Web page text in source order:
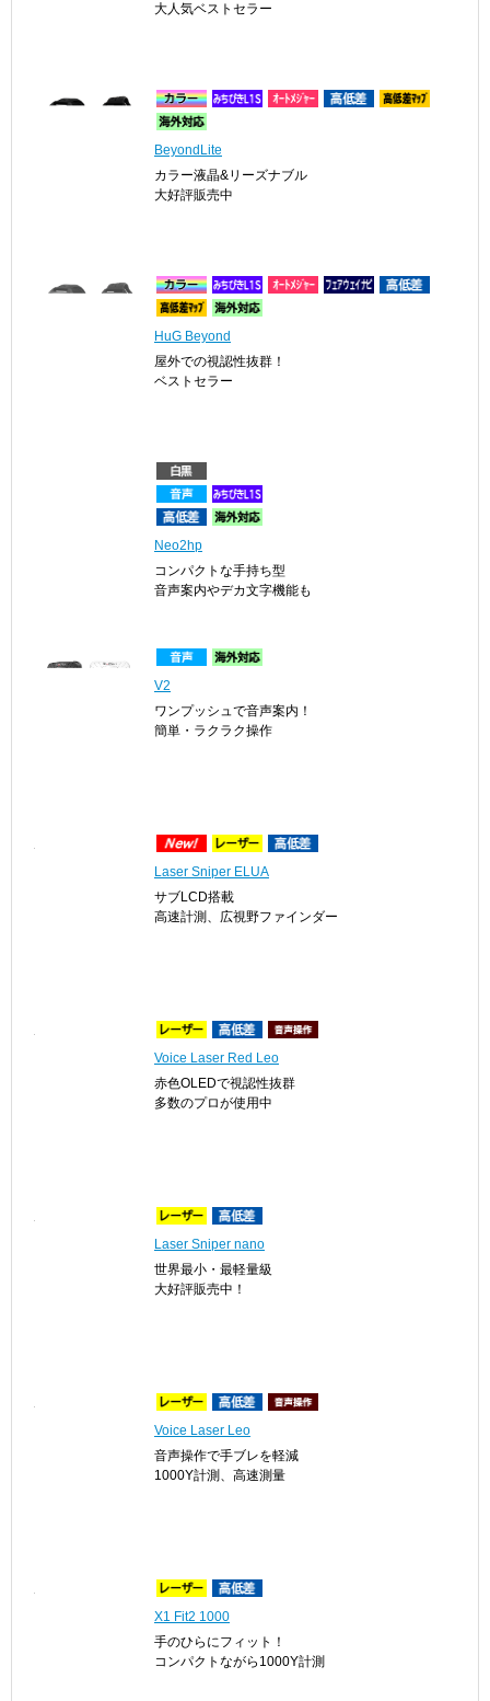
大人気ベストセラー
BeyondLite
カラー液晶&リーズナブル
大好評販売中
HuG Beyond
屋外での視認性抜群！
ベストセラー
Neo2hp
コンパクトな手持ち型
音声案内やデカ文字機能も
V2
ワンプッシュで音声案内！
簡単・ラクラク操作
Laser Sniper ELUA
サブLCD搭載
高速計測、広視野ファインダー
Voice Laser Red Leo
赤色OLEDで視認性抜群
多数のプロが使用中
Laser Sniper nano
世界最小・最軽量級
大好評販売中！
Voice Laser Leo
音声操作で手ブレを軽減
1000Y計測、高速測量
X1 Fit2 1000
手のひらにフィット！
コンパクトながら1000Y計測